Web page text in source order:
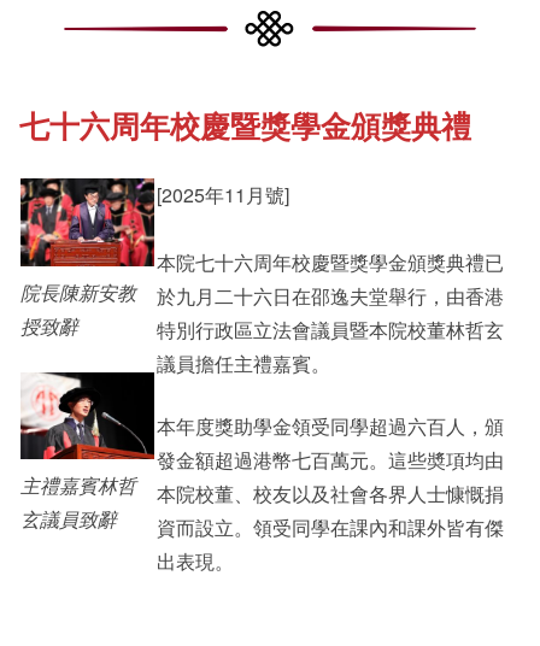
《新亞簡訊》
《新亞書院概覽》
其他書院出版
新亞影集
影片庫
College Updates
Cultural Topics
Student Development
Staff Engagement
Alumni Connections
七十六周年校慶暨獎學金頒獎典禮
院長陳新安教
授致辭
主禮嘉賓林哲
玄議員致辭
[2025年11月號]
本院七十六周年校慶暨獎學金頒獎典禮已
於九月二十六日在邵逸夫堂舉行，由香港
特別行政區立法會議員暨本院校董林哲玄
議員擔任主禮嘉賓。
本年度獎助學金領受同學超過六百人，頒
發金額超過港幣七百萬元。這些奬項均由
本院校董、校友以及社會各界人士慷慨捐
資而設立。領受同學在課內和課外皆有傑
出表現。